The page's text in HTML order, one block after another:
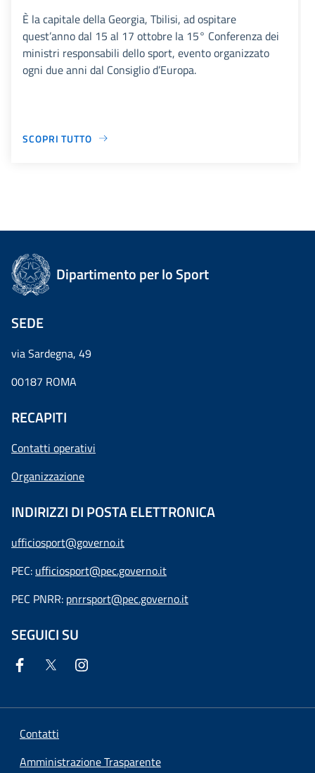
È la capitale della Georgia, Tbilisi, ad ospitare
quest’anno dal 15 al 17 ottobre la 15° Conferenza dei
ministri responsabili dello sport, evento organizzato
ogni due anni dal Consiglio d’Europa.
SCOPRI TUTTO
Dipartimento per lo Sport
SEDE
via Sardegna, 49
00187 ROMA
RECAPITI
Contatti operativi
Organizzazione
INDIRIZZI DI POSTA ELETTRONICA
ufficiosport@governo.it
PEC: ufficiosport@pec.governo.it
PEC PNRR: pnrrsport@pec.governo.it
SEGUICI SU
Contatti
Amministrazione Trasparente